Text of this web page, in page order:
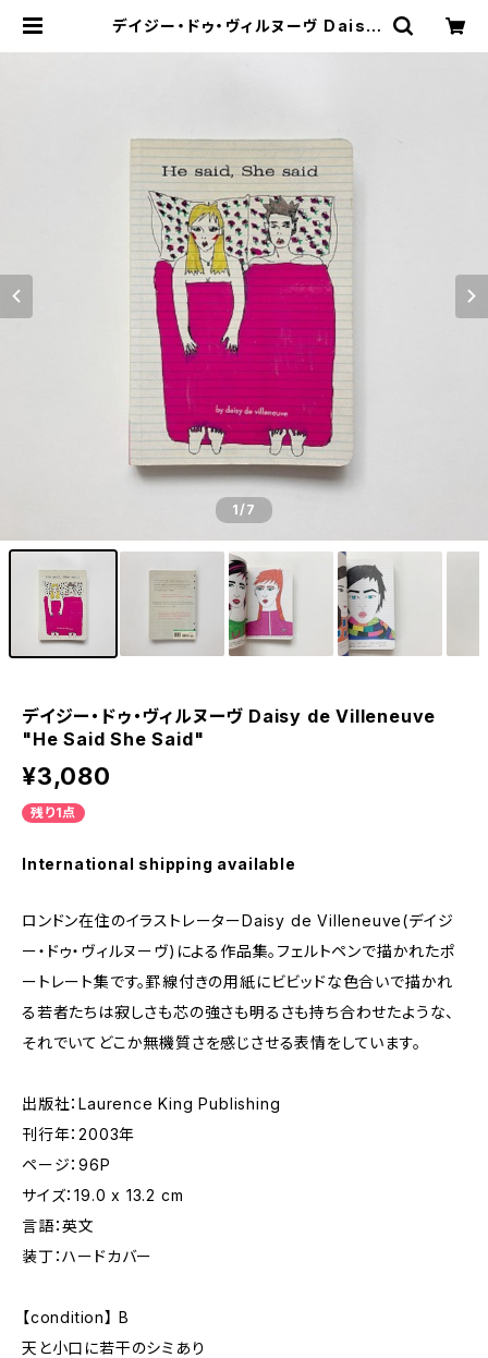
デイジー・ドゥ・ヴィルヌーヴ Daisy
1/7
デイジー・ドゥ・ヴィルヌーヴ Daisy de Villeneuve
"He Said She Said"
¥3,080
残り1点
International shipping available
ロンドン在住のイラストレーターDaisy de Villeneuve(デイジ
ー・ドゥ・ヴィルヌーヴ)による作品集。フェルトペンで描かれたポ
ートレート集です。罫線付きの用紙にビビッドな色合いで描かれ
る若者たちは寂しさも芯の強さも明るさも持ち合わせたような、
それでいてどこか無機質さを感じさせる表情をしています。
出版社：Laurence King Publishing
刊行年：2003年
ページ：96P
サイズ：19.0 x 13.2 cm
言語：英文
装丁：ハードカバー
【condition】 B
天と小口に若干のシミあり